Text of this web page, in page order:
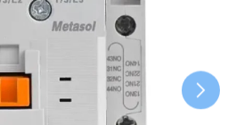
СТРУМОПРОВОДІВ